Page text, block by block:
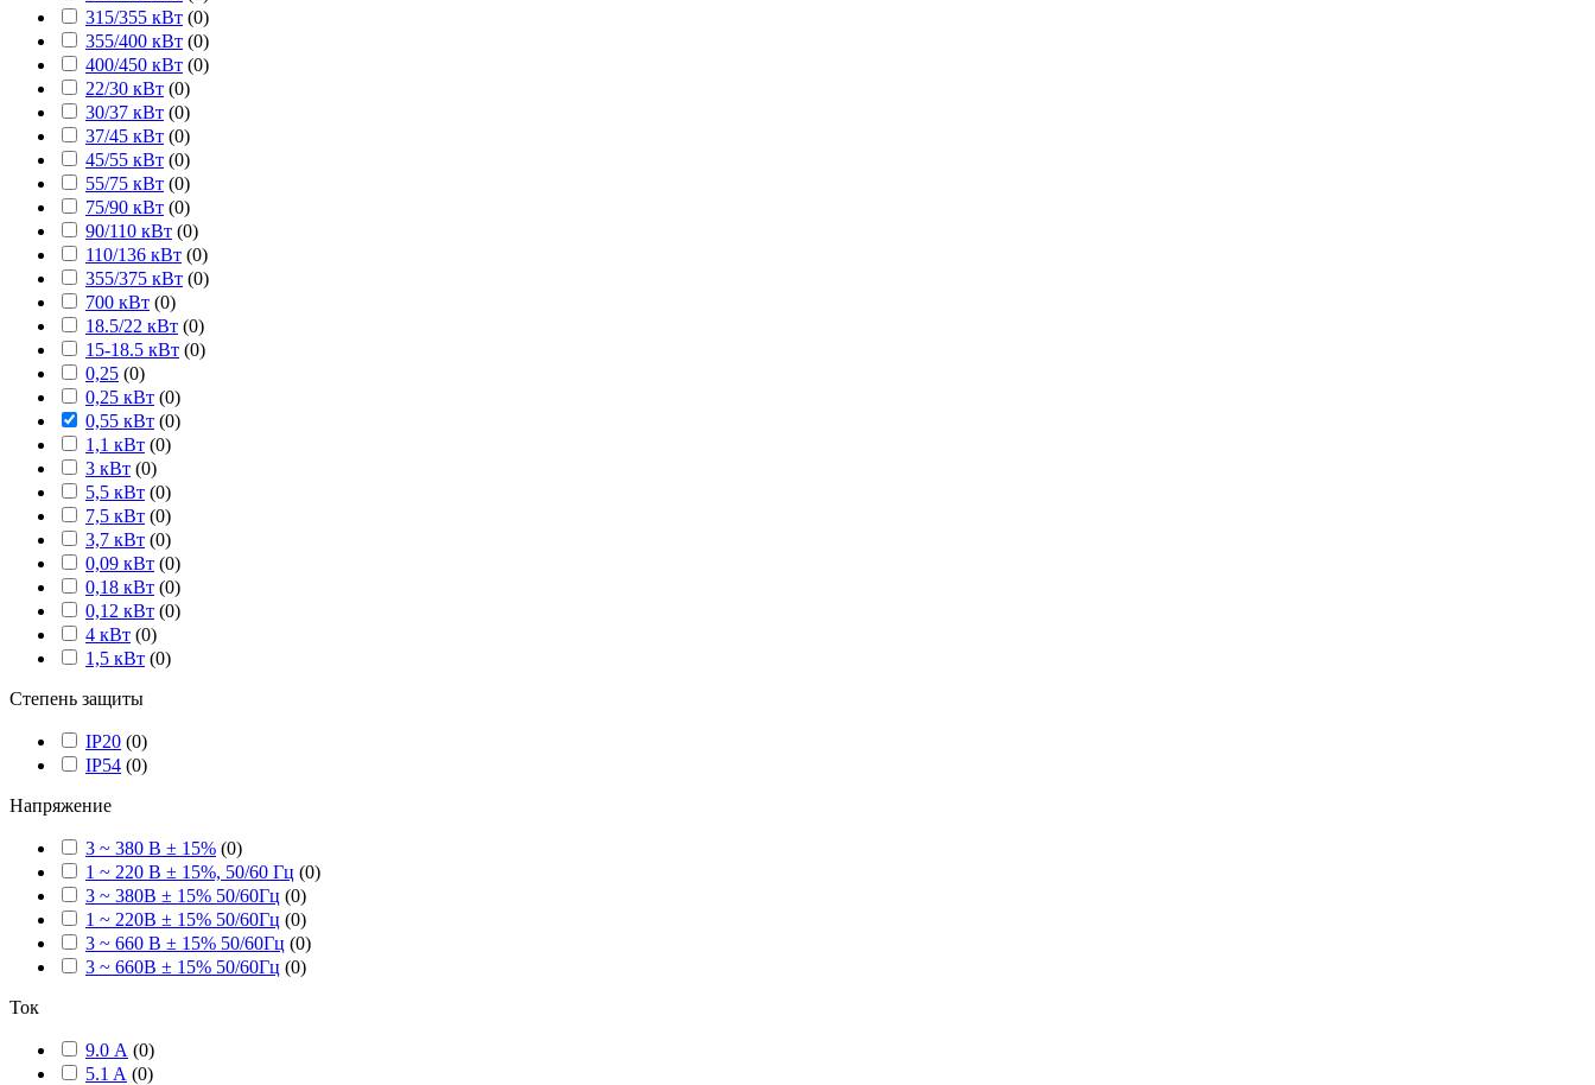
315/355 кВт (0)
355/400 кВт (0)
400/450 кВт (0)
22/30 кВт (0)
30/37 кВт (0)
37/45 кВт (0)
45/55 кВт (0)
55/75 кВт (0)
75/90 кВт (0)
90/110 кВт (0)
110/136 кВт (0)
355/375 кВт (0)
700 кВт (0)
18.5/22 кВт (0)
15-18.5 кВт (0)
0,25 (0)
0,25 кВт (0)
0,55 кВт (0)
1,1 кВт (0)
3 кВт (0)
5,5 кВт (0)
7,5 кВт (0)
3,7 кВт (0)
0,09 кВт (0)
0,18 кВт (0)
0,12 кВт (0)
4 кВт (0)
1,5 кВт (0)
Степень защиты
IP20 (0)
IP54 (0)
Напряжение
3 ~ 380 В ± 15% (0)
1 ~ 220 В ± 15%, 50/60 Гц (0)
3 ~ 380В ± 15% 50/60Гц (0)
1 ~ 220В ± 15% 50/60Гц (0)
3 ~ 660 В ± 15% 50/60Гц (0)
3 ~ 660В ± 15% 50/60Гц (0)
Ток
9.0 А (0)
5.1 A (0)